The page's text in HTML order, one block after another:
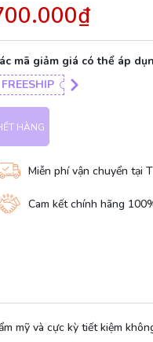
mã giảm giá có thể áp
FREESHIP
HÀNG
Miễn phí vận chuyển tại
Cam kết chính hãng
mỹ và cực kỳ tiết kiệm